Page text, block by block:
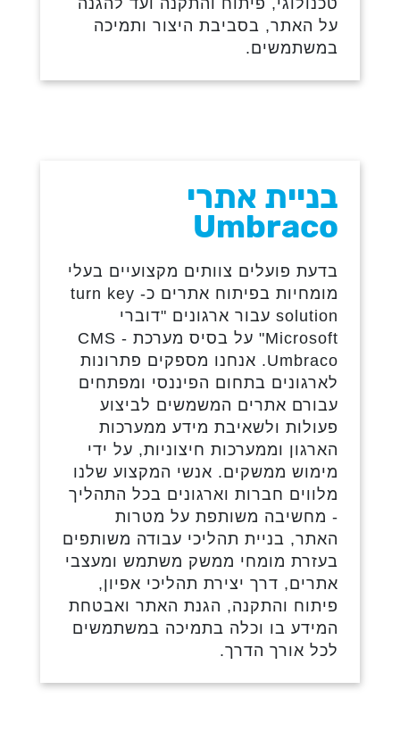
על האתר, בסביבת היצור ותמיכה
במשתמשים.
בניית אתרי
Umbraco
בדעת פועלים צוותים מקצועיים בעלי
מומחיות בפיתוח אתרים כ- turn key
solution עבור ארגונים "דוברי
Microsoft" על בסיס מערכת CMS -
Umbraco. אנחנו מספקים פתרונות
לארגונים בתחום הפיננסי ומפתחים
עבורם אתרים המשמשים לביצוע
פעולות ולשאיבת מידע ממערכות
הארגון וממערכות חיצוניות, על ידי
מימוש ממשקים. אנשי המקצוע שלנו
מלווים חברות וארגונים בכל התהליך
- מחשיבה משותפת על מטרות
האתר, בניית תהליכי עבודה משותפים
בעזרת מומחי ממשק משתמש ומעצבי
אתרים, דרך יצירת תהליכי אפיון,
פיתוח והתקנה, הגנת האתר ואבטחת
המידע בו וכלה בתמיכה במשתמשים
לכל אורך הדרך.